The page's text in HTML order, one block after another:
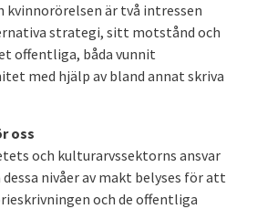
kvinnorörelsen är två intressen
strategi, sitt motstånd och
offentliga, båda vunnit
med hjälp av bland annat skriva
oss
och kulturarvssektorns ansvar
nivåer av makt belyses för att
och de offentliga